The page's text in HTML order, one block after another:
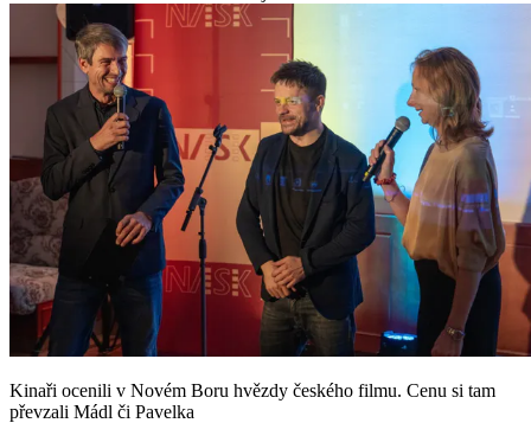
Kinaři ocenili v Novém Boru hvězdy českého filmu. Cenu si tam
převzali Mádl či Pavelka